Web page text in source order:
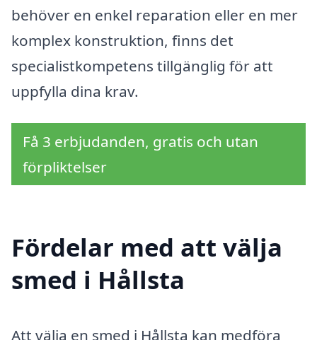
behöver en enkel reparation eller en mer
komplex konstruktion, finns det
specialistkompetens tillgänglig för att
uppfylla dina krav.
Få 3 erbjudanden, gratis och utan
förpliktelser
Fördelar med att välja
smed i Hållsta
Att välja en smed i Hållsta kan medföra